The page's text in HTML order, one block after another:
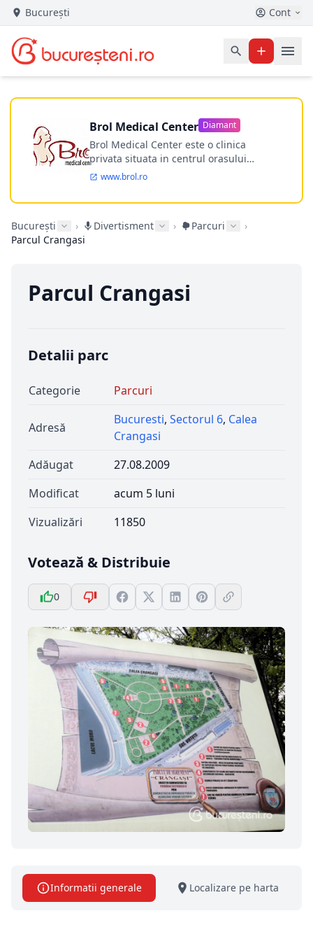
București Cont
Brol Medical Center Diamant
Brol Medical Center este o clinica
privata situata in centrul orasului
Timisoara avand o experienta de
Incepand din anul 2009 clinica isi
ultramodern.
www.brol.ro
București › Divertisment › Parcuri
›
Parcul Crangasi
Parcul Crangasi
Detalii parc
Categorie Parcuri
Adresă
Bucuresti, Sectorul 6, Calea
Crangasi
Adăugat
27.08.2009
Modificat
acum 5 luni
Vizualizări
11850
Votează & Distribuie
0
Informatii generale Localizare pe harta